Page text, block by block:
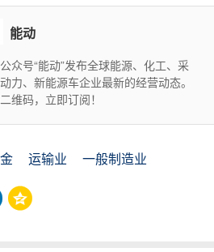
能动
众号“能动”发布全球能源、化工、采
力、新能源车企业最新的经营动态。
维码，立即订阅！
运输业
一般制造业